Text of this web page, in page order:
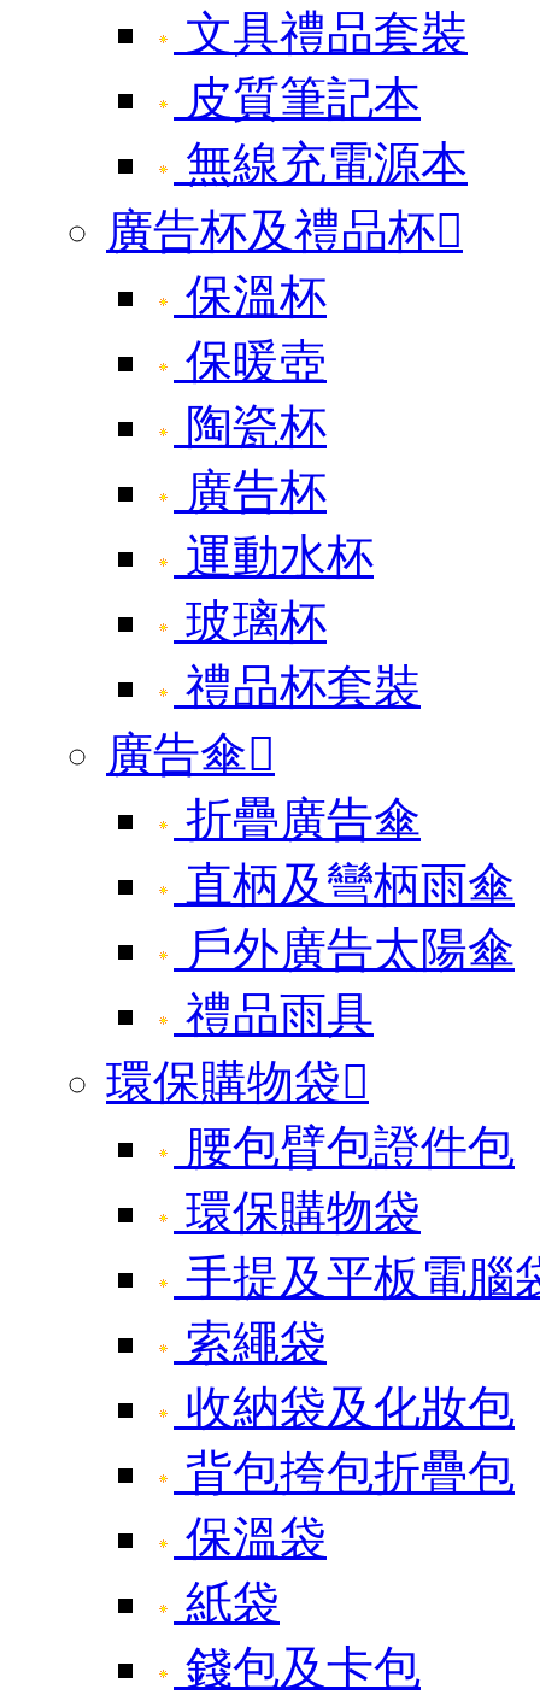
文具禮品套裝
皮質筆記本
無線充電源本
廣告杯及禮品杯
保溫杯
保暖壺
陶瓷杯
廣告杯
運動水杯
玻璃杯
禮品杯套裝
廣告傘
折疊廣告傘
直柄及彎柄雨傘
戶外廣告太陽傘
禮品雨具
環保購物袋
腰包臂包證件包
環保購物袋
手提及平板電腦
索繩袋
收納袋及化妝包
背包挎包折疊包
保溫袋
紙袋
錢包及卡包